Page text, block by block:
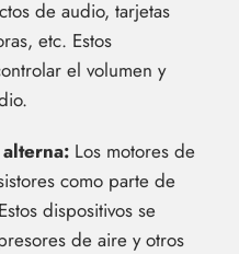
de audio, tarjetas
etc. Estos
el volumen y
Los motores de
como parte de
dispositivos se
de aire y otros